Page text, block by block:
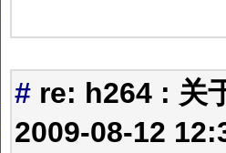
# re: h264 : 关
2009-08-12